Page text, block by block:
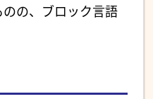
の、ブロック言語